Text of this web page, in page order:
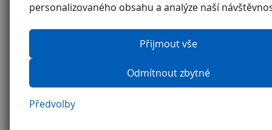
personalizovaného obsahu a analýze naší
Přijmout vše
Odmítnout zbytné
Předvolby